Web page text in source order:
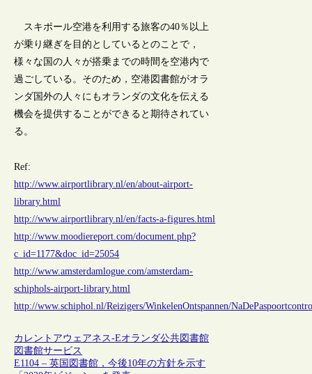
スキポール空港を利用する旅客の40％以上
が乗り継ぎを目的としているとのことで，
様々な国の人々が搭乗までの時間を空港内で
過ごしている。そのため，空港図書館がオラ
ンダ国外の人々にもオランダの文化を伝える
機会を提供することができると期待されてい
る。
Ref:
http://www.airportlibrary.nl/en/about-airport-
library.html
http://www.airportlibrary.nl/en/facts-a-figures.html
http://www.moodiereport.com/document.php?
c_id=1177&doc_id=25054
http://www.amsterdamlogue.com/amsterdam-
schiphols-airport-library.html
http://www.schiphol.nl/Reizigers/WinkelenOntspannen/
カレントアウェアネス-Eオランダ公共図書館
図書館サービス
E1104 – 英国図書館，今後10年の方針を示す